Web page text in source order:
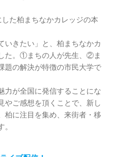
た柏まちなかカレッジの本
いきたい」と、柏まちなかカ
た。①まちの人が先生、②ま
の解決が特徴の市民大学で
力が全国に発信することにな
やご感想を頂くことで、新し
柏に注目を集め、来街者・移